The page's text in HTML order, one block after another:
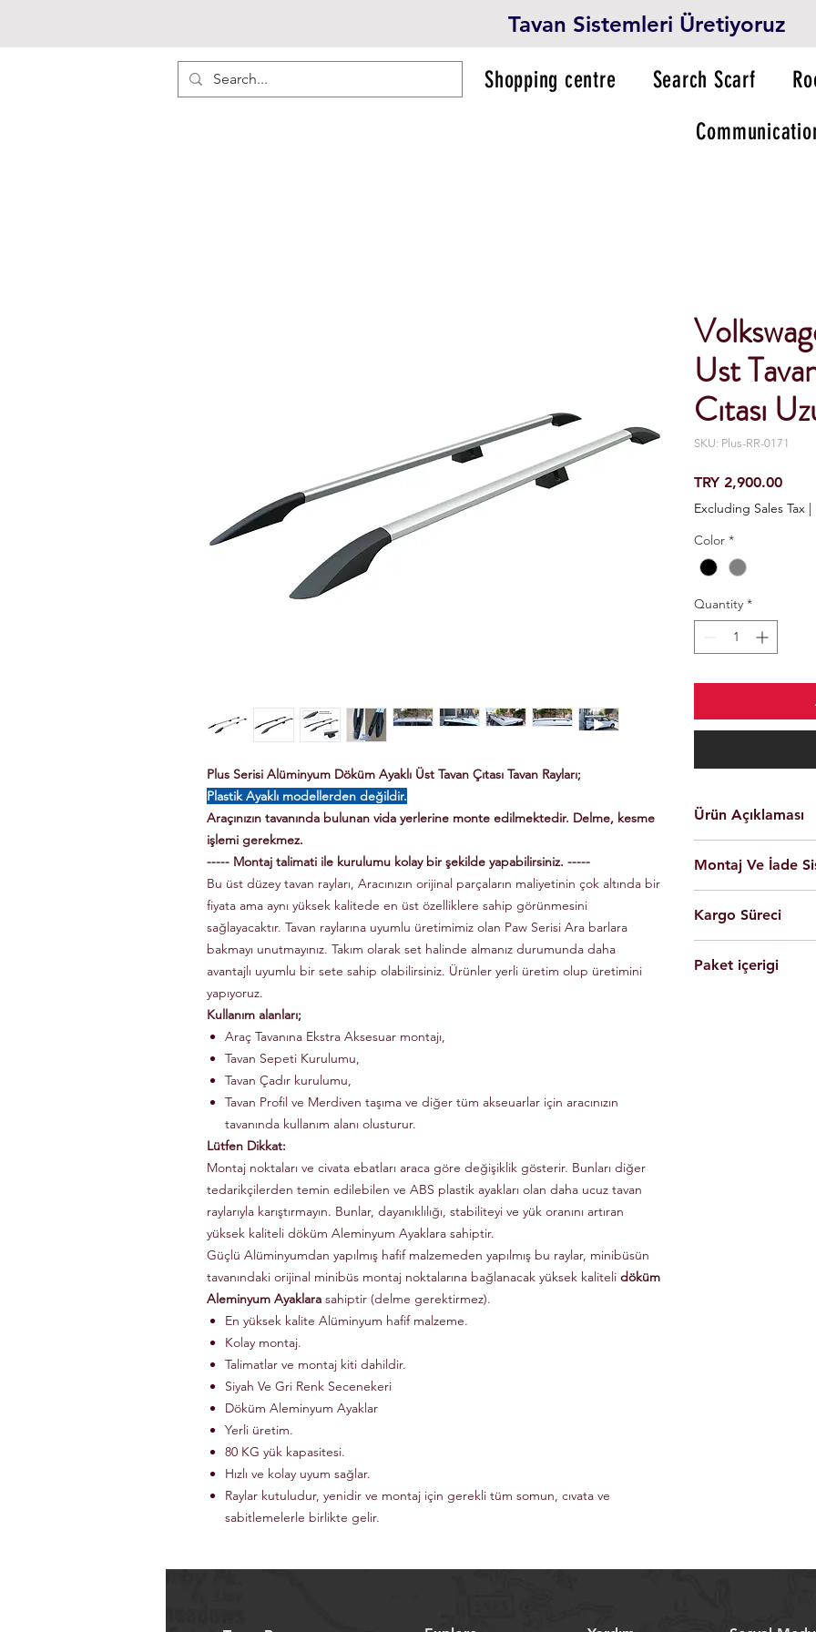
Tavan Sistemleri Üretiyoruz
Shopping centre Search Scarf
Plus Serisi Alüminyum Döküm Ayaklı Üst Tavan Çıtası Tavan Rayları;
Plastik Ayaklı modellerden değildir.
Araçınızın tavanında bulunan vida yerlerine monte edilmektedir. Delme, kesme
işlemi gerekmez.
----- Montaj talimati ile kurulumu kolay bir şekilde yapabilirsiniz. -----
Bu üst düzey tavan rayları, Aracınızın orijinal parçaların maliyetinin çok altında bir
fiyata ama aynı yüksek kalitede en üst özelliklere sahip görünmesini
sağlayacaktır. Tavan raylarına uyumlu üretimimiz olan Paw Serisi Ara barlara
bakmayı unutmayınız. Takım olarak set halinde almanız durumunda daha
avantajlı uyumlu bir sete sahip olabilirsiniz. Ürünler yerli üretim olup üretimini
yapıyoruz.
Kullanım alanları;
Araç Tavanına Ekstra Aksesuar montajı,
Tavan Sepeti Kurulumu,
Tavan Çadır kurulumu,
Tavan Profil ve Merdiven taşıma ve diğer tüm akseuarlar için aracınızın
tavanında kullanım alanı olusturur.
Lütfen Dikkat:
Montaj noktaları ve civata ebatları araca göre değişiklik gösterir. Bunları diğer
tedarikçilerden temin edilebilen ve ABS plastik ayakları olan daha ucuz tavan
raylarıyla karıştırmayın. Bunlar, dayanıklılığı, stabiliteyi ve yük oranını artıran
yüksek kaliteli döküm Aleminyum Ayaklara sahiptir.
Güçlü Alüminyumdan yapılmış hafif malzemeden yapılmış bu raylar, minibüsün
tavanındaki orijinal minibüs montaj noktalarına bağlanacak yüksek kaliteli döküm
Aleminyum Ayaklara sahiptir (delme gerektirmez).
En yüksek kalite Alüminyum hafif malzeme.
Kolay montaj.
Talimatlar ve montaj kiti dahildir.
Siyah Ve Gri Renk Secenekeri
Döküm Aleminyum Ayaklar
Yerli üretim.
80 KG yük kapasitesi.
Hızlı ve kolay uyum sağlar.
Raylar kutuludur, yenidir ve montaj için gerekli tüm somun, cıvata ve
sabitlemelerle birlikte gelir.
Ust
Cıtası
SKU: Plus-RR-0171
TRY 2,900.00Price
Excluding Sales Tax |
Color *
Quantity *
Ürün Açıklaması
Kolay montaj.
Talimatlar ve
Siyah Ve Gri Renk
Döküm
Yerli üretim.
80 KG yük
Montaj Ve İade
olarak
Ürünleri son
yapabilmesi için
Tüm ürünlerde
Kargo Süreci
Saat 14'ekadar
Paket içerigi